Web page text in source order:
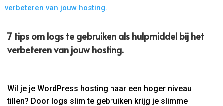
7 tips om logs te gebruiken als hulpmiddel bij het
verbeteren van jouw hosting.
Wil je je WordPress hosting naar een hoger niveau
tillen? Door logs slim te gebruiken krijg je slimme